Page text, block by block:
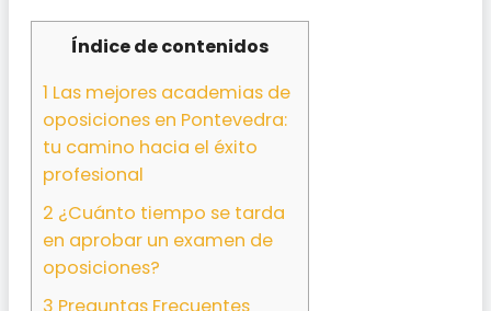
Índice de contenidos
1 Las mejores academias de
oposiciones en Pontevedra:
tu camino hacia el éxito
profesional
2 ¿Cuánto tiempo se tarda
en aprobar un examen de
oposiciones?
3 Preguntas Frecuentes